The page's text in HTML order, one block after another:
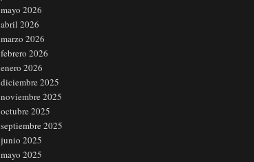
mayo 2026
abril 2026
marzo 2026
febrero 2026
enero 2026
diciembre 2025
noviembre 2025
octubre 2025
septiembre 2025
junio 2025
mayo 2025